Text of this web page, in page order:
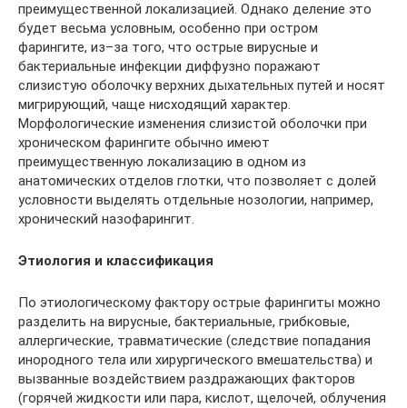
преимущественной локализацией. Однако деление это
будет весьма условным, особенно при остром
фарингите, из–за того, что острые вирусные и
бактериальные инфекции диффузно поражают
слизистую оболочку верхних дыхательных путей и носят
мигрирующий, чаще нисходящий характер.
Морфологические изменения слизистой оболочки при
хроническом фарингите обычно имеют
преимущественную локализацию в одном из
анатомических отделов глотки, что позволяет с долей
условности выделять отдельные нозологии, например,
хронический назофарингит.
Этиология и классификация
По этиологическому фактору острые фарингиты можно
разделить на вирусные, бактериальные, грибковые,
аллергические, травматические (следствие попадания
инородного тела или хирургического вмешательства) и
вызванные воздействием раздражающих факторов
(горячей жидкости или пара, кислот, щелочей, облучения